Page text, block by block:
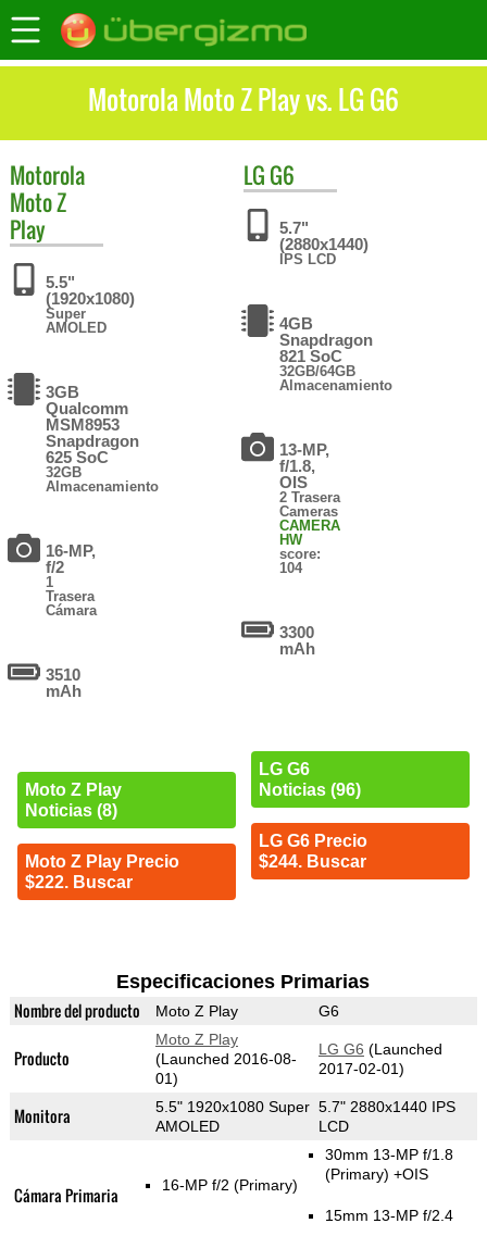
Motorola Moto Z Play vs. LG G6
Motorola
Moto Z
Play
5.5"
(1920x1080)
Super
AMOLED
3GB
Qualcomm
MSM8953
Snapdragon
625 SoC
32GB
Almacenamiento
16-MP,
f/2
1
Trasera
Cámara
3510
mAh
Moto Z Play
Noticias (8)
Moto Z Play Precio
$222. Buscar
LG G6
5.7"
(2880x1440)
IPS LCD
4GB
Snapdragon
821 SoC
32GB/64GB
Almacenamiento
13-MP,
f/1.8,
OIS
2 Trasera
Cameras
CAMERA
HW
score:
104
3300
mAh
LG G6
Noticias (96)
LG G6 Precio
$244. Buscar
Especificaciones Primarias
Nombre del producto Moto Z Play G6
Producto
Moto Z Play
(Launched 2016-08-
01)
LG G6 (Launched
2017-02-01)
Monitora
5.5" 1920x1080 Super
AMOLED
5.7" 2880x1440 IPS
LCD
Cámara Primaria 16-MP f/2 (Primary)
30mm 13-MP f/1.8
(Primary) +OIS
15mm 13-MP f/2.4